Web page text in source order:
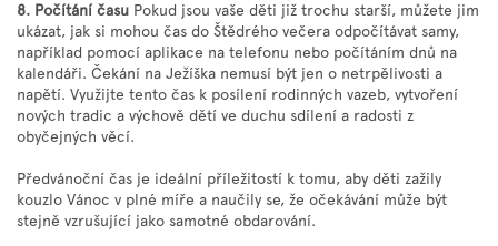
8. Počítání času Pokud jsou vaše děti již trochu starší, můžete jim
ukázat, jak si mohou čas do Štědrého večera odpočítávat samy,
například pomocí aplikace na telefonu nebo počítáním dnů na
kalendáři. Čekání na Ježíška nemusí být jen o netrpělivosti a
napětí. Využijte tento čas k posílení rodinných vazeb, vytvoření
nových tradic a výchově dětí ve duchu sdílení a radosti z
obyčejných věcí.
Předvánoční čas je ideální příležitostí k tomu, aby děti zažily
kouzlo Vánoc v plné míře a naučily se, že očekávání může být
stejně vzrušující jako samotné obdarování.